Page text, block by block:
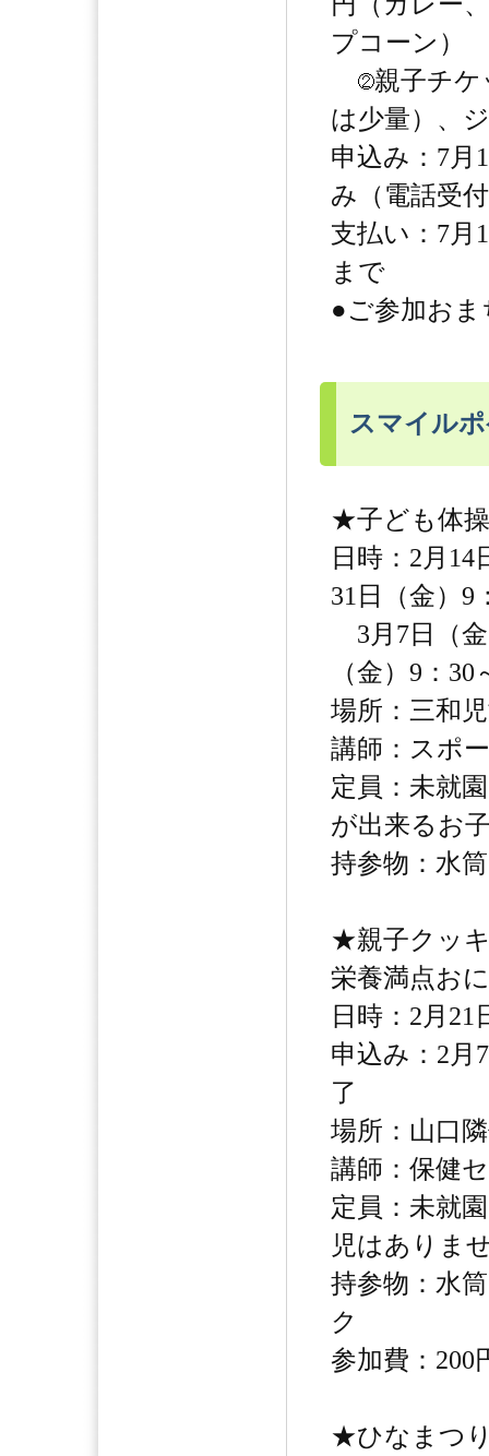
プコーン）
親子チケ
は少量）、
申込み：7月
み（電話受
支払い：7月
まで
●ご参加お
スマイル
★子ども体
日時：2月
31日（金）9
3月7日（
（金）9：30
場所：三和
講師：スポ
定員：未就
が出来るお
持参物：水
★親子クッ
栄養満点お
日時：2月21
申込み：2
了
場所：山口
講師：保健
定員：未就
児はありま
持参物：水
ク
参加費：200
★ひなまつ